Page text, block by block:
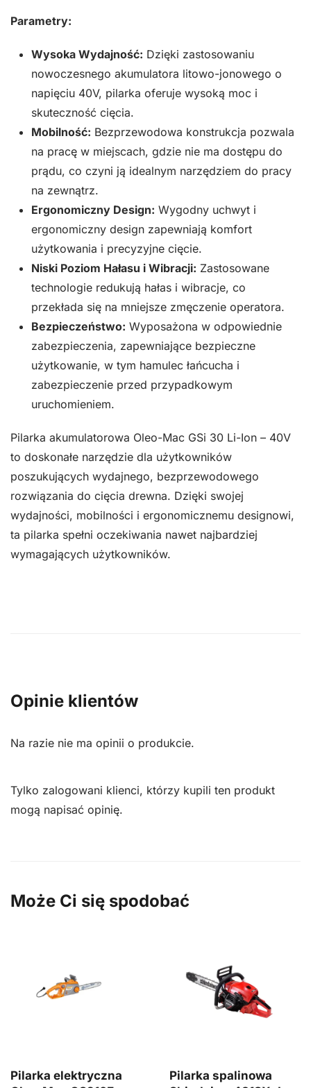
Parametry:
Wysoka Wydajność: Dzięki zastosowaniu
nowoczesnego akumulatora litowo-jonowego o
napięciu 40V, pilarka oferuje wysoką moc i
skuteczność cięcia.
Mobilność: Bezprzewodowa konstrukcja pozwala
na pracę w miejscach, gdzie nie ma dostępu do
prądu, co czyni ją idealnym narzędziem do pracy
na zewnątrz.
Ergonomiczny Design: Wygodny uchwyt i
ergonomiczny design zapewniają komfort
użytkowania i precyzyjne cięcie.
Niski Poziom Hałasu i Wibracji: Zastosowane
technologie redukują hałas i wibracje, co
przekłada się na mniejsze zmęczenie operatora.
Bezpieczeństwo: Wyposażona w odpowiednie
zabezpieczenia, zapewniające bezpieczne
użytkowanie, w tym hamulec łańcucha i
zabezpieczenie przed przypadkowym
uruchomieniem.
Pilarka akumulatorowa Oleo-Mac GSi 30 Li-Ion – 40V
to doskonałe narzędzie dla użytkowników
poszukujących wydajnego, bezprzewodowego
rozwiązania do cięcia drewna. Dzięki swojej
wydajności, mobilności i ergonomicznemu designowi,
ta pilarka spełni oczekiwania nawet najbardziej
wymagających użytkowników.
Opinie klientów
Na razie nie ma opinii o produkcie.
Tylko zalogowani klienci, którzy kupili ten produkt
mogą napisać opinię.
Może Ci się spodobać
Pilarka elektryczna
Pilarka spalinowa